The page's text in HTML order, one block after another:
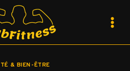
& BIEN-ÊTRE